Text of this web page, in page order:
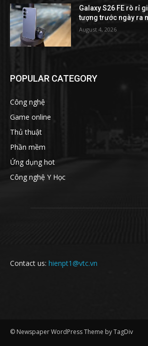
Galaxy S26 FE rò rỉ
tượng trước ngày ra
August 4, 2026
POPULAR CATEGORY
Công nghệ
Game online
Thủ thuật
Phần mềm
Ứng dụng hot
Công nghệ Y Học
Contact us: hienpt1@vtc.vn
© Newspaper WordPress Theme by TagDiv